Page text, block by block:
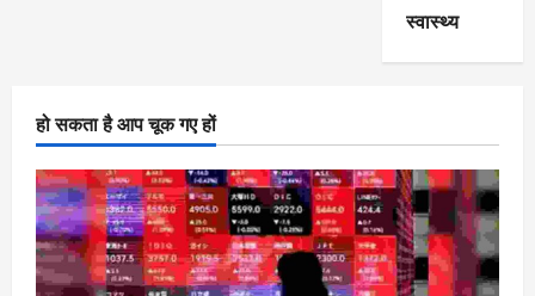
स्वास्थ्य
हो सकता है आप चूक गए हों